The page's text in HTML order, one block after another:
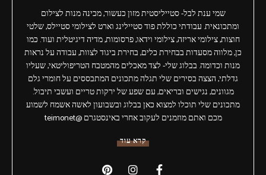
שמי ענת לבל- סטייליסטית מזון כעשור, מכינה מנות לצילום
ומתכונאית. עבודתי כוללת פוד סטיילינג וארט לצילומי סטיילס, שלטי
חוצות, צילומי אריזה, צילומי וידאו, פרסומות, מדיה דיגיטלית ועוד. כמו
כן, מלווה מסעדות בבחירת כלים, בחירת ביגוד לצוות, עבודה על נראות
מנות וכדומה. בבלוג שלי- לצד מאכלים מהמטבח הטריפוליטאי, שעליו
גדלתי, הצצה בסירים שלי תגלה מתכונים המתבססים על חומרי גלם
מגוונים, נגישים ובריאים, עם שפע של ירקות טריים ועשבי תיבול.
מתכונים שלי תוכלו למצוא כאן בבלוג ובשבועון לאשה אשמח לשמוע
מכם ואתם מוזמנים לעקוב אחרי באינסטגרם @teimonet
קרא עוד